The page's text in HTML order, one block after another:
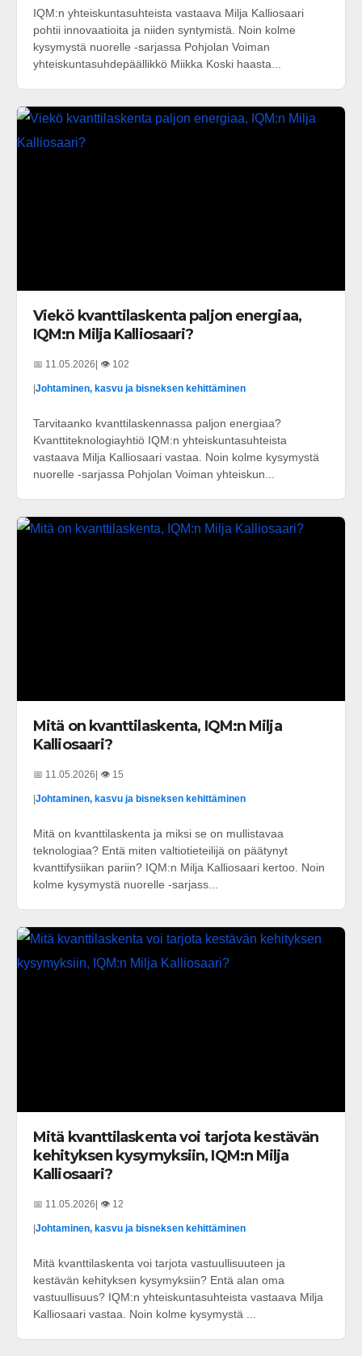
IQM:n yhteiskuntasuhteista vastaava Milja Kalliosaari
pohtii innovaatioita ja niiden syntymistä. Noin kolme
kysymystä nuorelle -sarjassa Pohjolan Voiman
yhteiskuntasuhdepäällikkö Miikka Koski haasta...
Viekö kvanttilaskenta paljon energiaa,
IQM:n Milja Kalliosaari?
📅 11.05.2026 | 👁️ 102
Johtaminen, kasvu ja bisneksen kehittäminen
Tarvitaanko kvanttilaskennassa paljon energiaa?
Kvanttiteknologiayhtiö IQM:n yhteiskuntasuhteista
vastaava Milja Kalliosaari vastaa. Noin kolme kysymystä
nuorelle -sarjassa Pohjolan Voiman yhteiskun...
Mitä on kvanttilaskenta, IQM:n Milja
Kalliosaari?
📅 11.05.2026 | 👁️ 15
Johtaminen, kasvu ja bisneksen kehittäminen
Mitä on kvanttilaskenta ja miksi se on mullistavaa
teknologiaa? Entä miten valtiotieteilijä on päätynyt
kvanttifysiikan pariin? IQM:n Milja Kalliosaari kertoo. Noin
kolme kysymystä nuorelle -sarjass...
Mitä kvanttilaskenta voi tarjota kestävän
kehityksen kysymyksiin, IQM:n Milja
Kalliosaari?
📅 11.05.2026| 👁️ 12
|Johtaminen, kasvu ja bisneksen kehittäminen
Mitä kvanttilaskenta voi tarjota vastuullisuuteen ja
kestävän kehityksen kysymyksiin? Entä alan oma
vastuullisuus? IQM:n yhteiskuntasuhteista vastaava Milja
Kalliosaari vastaa. Noin kolme kysymystä ...